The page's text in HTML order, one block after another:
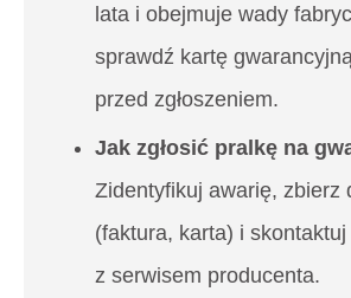
lata i obejmuje wady
sprawdź kartę gwarancyjną
przed zgłoszeniem.
Jak zgłosić pralkę na
Zidentyfikuj awarię, zbierz
(faktura, karta) i skontaktuj
z serwisem producenta.